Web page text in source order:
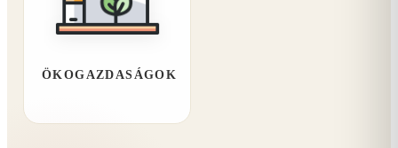
ÖKOGAZDASÁGOK